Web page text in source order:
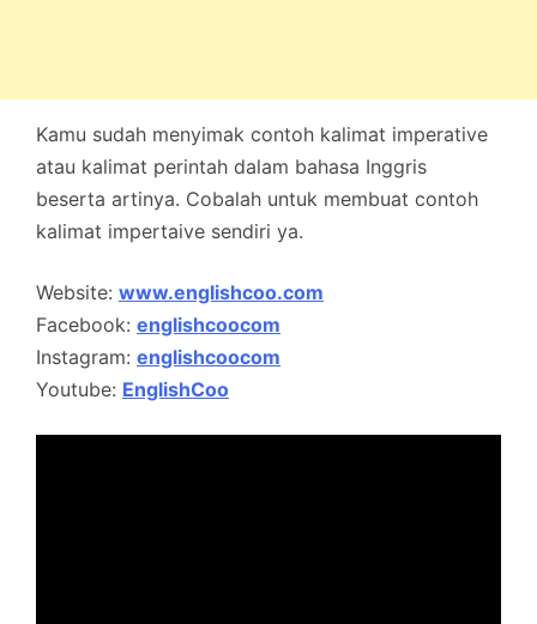
Kamu sudah menyimak contoh kalimat imperative
atau kalimat perintah dalam bahasa Inggris
beserta artinya. Cobalah untuk membuat contoh
kalimat impertaive sendiri ya.
Website: www.englishcoo.com
Facebook: englishcoocom
Instagram: englishcoocom
Youtube: EnglishCoo